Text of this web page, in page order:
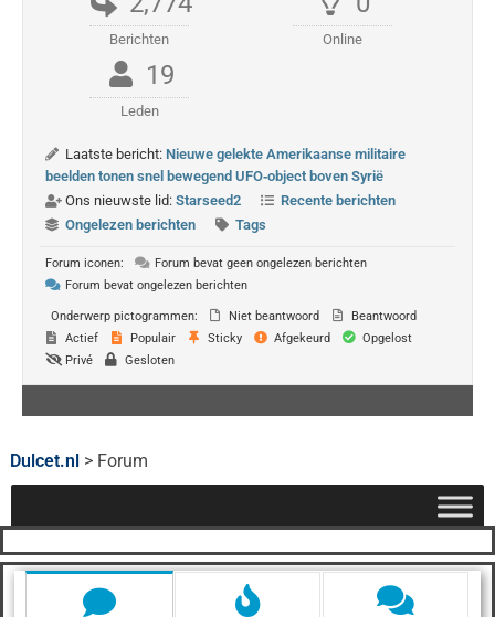
Berichten Online
19
Leden
Laatste bericht: Nieuwe gelekte Amerikaanse militaire
beelden tonen snel bewegend UFO‑object boven Syrië
Ons nieuwste lid: Starseed2
Recente berichten
Ongelezen berichten
Tags
Forum iconen:
Forum bevat geen ongelezen berichten
Forum bevat ongelezen berichten
Onderwerp pictogrammen: Niet beantwoord
Beantwoord
Actief
Populair Sticky Afgekeurd
Opgelost
Privé
Gesloten
Dulcet.nl > Forum